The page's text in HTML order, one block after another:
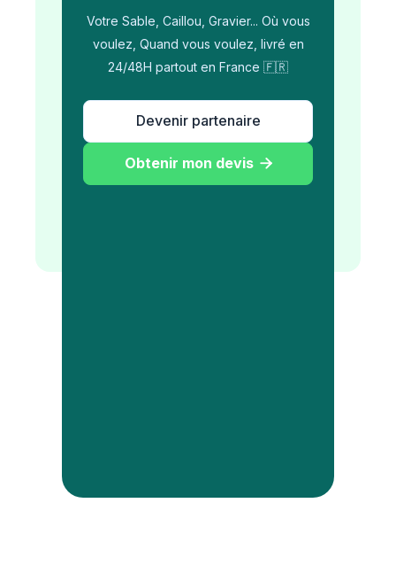
Votre Sable, Caillou, Gravier... Où vous
voulez, Quand vous voulez, livré en
24/48H partout en France 🇫🇷
Devenir partenaire
Obtenir mon devis 